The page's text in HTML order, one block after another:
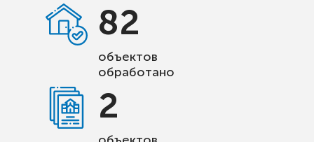
82
объектов
обработано
2